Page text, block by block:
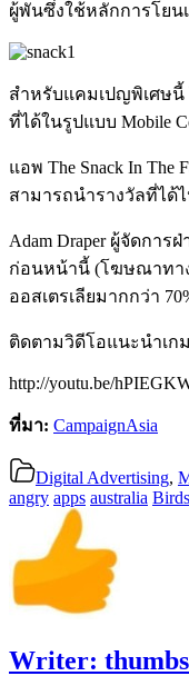
ผู้พันซึ่งใช้หลักการโยน
สำหรับแคมเปญพิเศษนี้
ที่ได้ในรูปแบบ Mobile
แอพ The Snack In
สามารถนำรางวัลที่ได้
Adam Draper ผู้จัดกา
ก่อนหน้านี้ (โฆษณาทา
ออสเตรเลียมากกว่า
ติดตามวิดีโอแนะนำเกม
http://youtu.be/
ที่มา: CampaignAsia
Digital Advertising,
angry apps australia Birds
Writer: